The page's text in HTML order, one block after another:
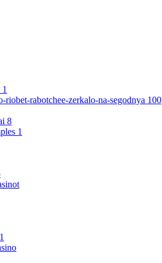
1
riobet-rabotchee-zerkalo-na-segodnya 100
8
1